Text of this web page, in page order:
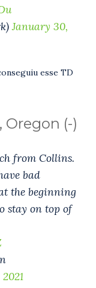
January 30,
esse TD
Oregon (-)
from Collins.
bad
the beginning
stay on top of